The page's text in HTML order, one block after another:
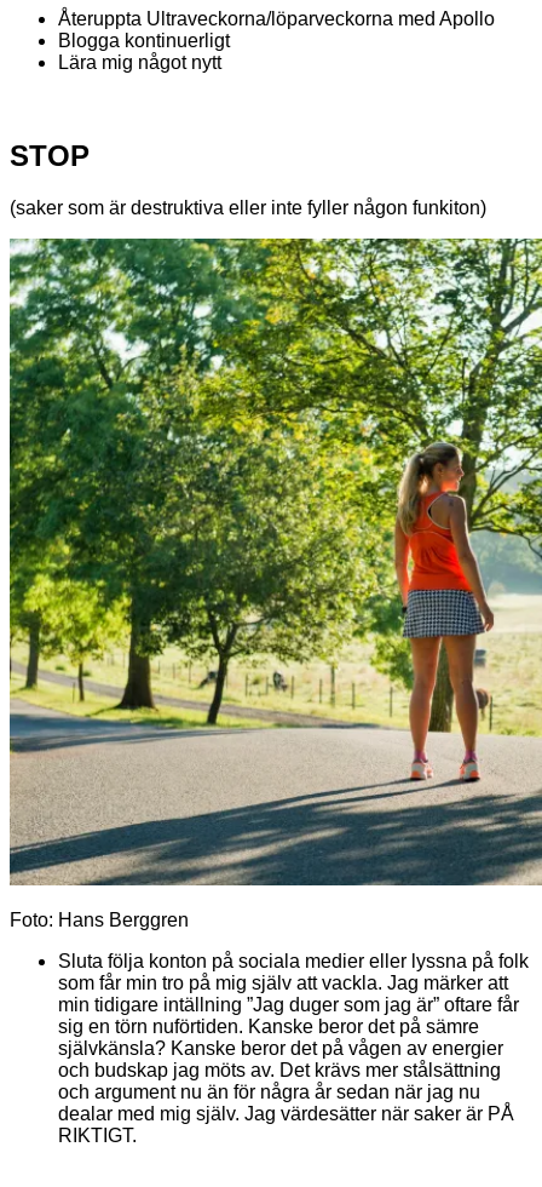
Återuppta Ultraveckorna/löparveckorna med Apollo
Blogga kontinuerligt
Lära mig något nytt
STOP
(saker som är destruktiva eller inte fyller någon funkiton)
Foto: Hans Berggren
Sluta följa konton på sociala medier eller lyssna på folk
som får min tro på mig själv att vackla. Jag märker att
min tidigare intällning ”Jag duger som jag är” oftare får
sig en törn nuförtiden. Kanske beror det på sämre
självkänsla? Kanske beror det på vågen av energier
och budskap jag möts av. Det krävs mer stålsättning
och argument nu än för några år sedan när jag nu
dealar med mig själv. Jag värdesätter när saker är PÅ
RIKTIGT.